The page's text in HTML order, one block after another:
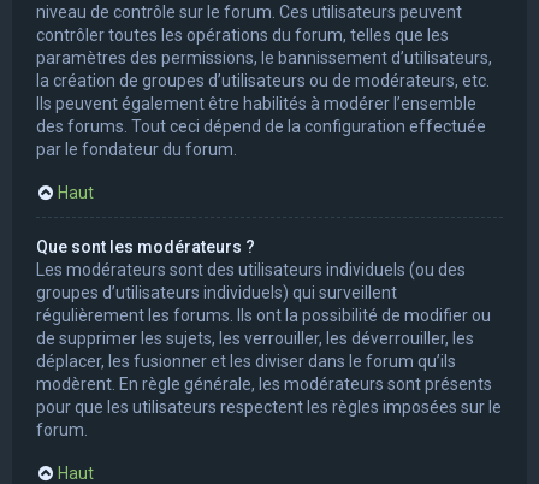
niveau de contrôle sur le forum. Ces utilisateurs peuvent
contrôler toutes les opérations du forum, telles que les
paramètres des permissions, le bannissement d’utilisateurs,
la création de groupes d’utilisateurs ou de modérateurs, etc.
Ils peuvent également être habilités à modérer l’ensemble
des forums. Tout ceci dépend de la configuration effectuée
par le fondateur du forum.
Haut
Que sont les modérateurs ?
Les modérateurs sont des utilisateurs individuels (ou des
groupes d’utilisateurs individuels) qui surveillent
régulièrement les forums. Ils ont la possibilité de modifier ou
de supprimer les sujets, les verrouiller, les déverrouiller, les
déplacer, les fusionner et les diviser dans le forum qu’ils
modèrent. En règle générale, les modérateurs sont présents
pour que les utilisateurs respectent les règles imposées sur le
forum.
Haut